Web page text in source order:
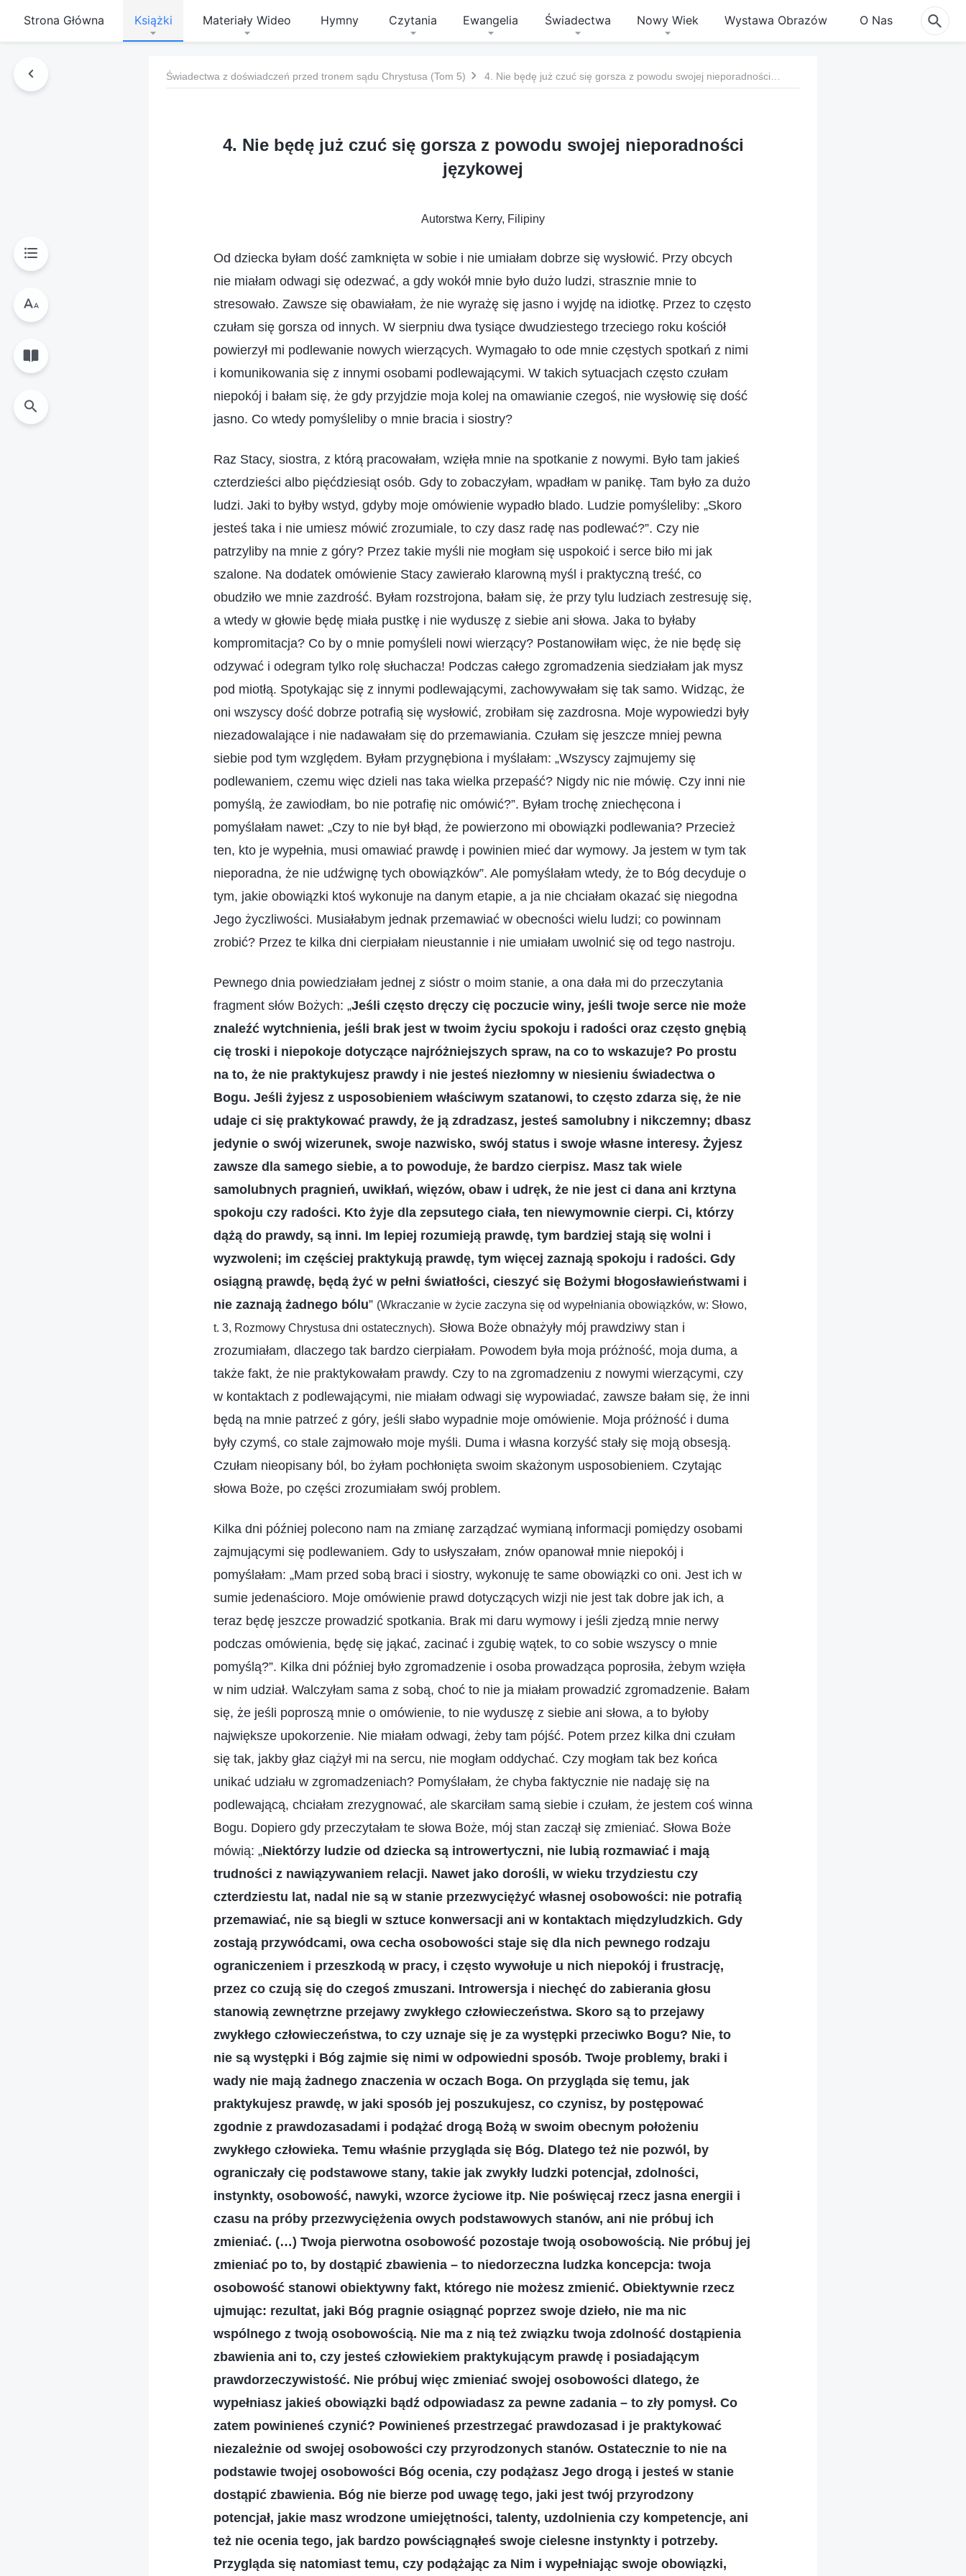
Strona Główna Książki Materiały Wideo Hymny Czytania Ewangelia Świadectwa Nowy Wiek Wystawa Obrazów O Nas
Świadectwa z doświadczeń przed tronem sądu Chrystusa (Tom 5)
4. Nie będę już czuć się gorsza z powodu swojej nieporadności
językowej
Autorstwa Kerry, Filipiny
Od dziecka byłam dość zamknięta w sobie i nie umiałam dobrze się wysłowić. Przy obcych
nie miałam odwagi się odezwać, a gdy wokół mnie było dużo ludzi, strasznie mnie to
stresowało. Zawsze się obawiałam, że nie wyrażę się jasno i wyjdę na idiotkę. Przez to często
czułam się gorsza od innych. W sierpniu dwa tysiące dwudziestego trzeciego roku kościół
powierzył mi podlewanie nowych wierzących. Wymagało to ode mnie częstych spotkań z nimi
i komunikowania się z innymi osobami podlewającymi. W takich sytuacjach często czułam
niepokój i bałam się, że gdy przyjdzie moja kolej na omawianie czegoś, nie wysłowię się dość
jasno. Co wtedy pomyśleliby o mnie bracia i siostry?
Raz Stacy, siostra, z którą pracowałam, wzięła mnie na spotkanie z nowymi. Było tam jakieś
czterdzieści albo pięćdziesiąt osób. Gdy to zobaczyłam, wpadłam w panikę. Tam było za dużo
ludzi. Jaki to byłby wstyd, gdyby moje omówienie wypadło blado. Ludzie pomyśleliby: „Skoro
jesteś taka i nie umiesz mówić zrozumiale, to czy dasz radę nas podlewać?”. Czy nie
patrzyliby na mnie z góry? Przez takie myśli nie mogłam się uspokoić i serce biło mi jak
szalone. Na dodatek omówienie Stacy zawierało klarowną myśl i praktyczną treść, co
obudziło we mnie zazdrość. Byłam rozstrojona, bałam się, że przy tylu ludziach zestresuję się,
a wtedy w głowie będę miała pustkę i nie wyduszę z siebie ani słowa. Jaka to byłaby
kompromitacja? Co by o mnie pomyśleli nowi wierzący? Postanowiłam więc, że nie będę się
odzywać i odegram tylko rolę słuchacza! Podczas całego zgromadzenia siedziałam jak mysz
pod miotłą. Spotykając się z innymi podlewającymi, zachowywałam się tak samo. Widząc, że
oni wszyscy dość dobrze potrafią się wysłowić, zrobiłam się zazdrosna. Moje wypowiedzi były
niezadowalające i nie nadawałam się do przemawiania. Czułam się jeszcze mniej pewna
siebie pod tym względem. Byłam przygnębiona i myślałam: „Wszyscy zajmujemy się
podlewaniem, czemu więc dzieli nas taka wielka przepaść? Nigdy nic nie mówię. Czy inni nie
pomyślą, że zawiodłam, bo nie potrafię nic omówić?”. Byłam trochę zniechęcona i
pomyślałam nawet: „Czy to nie był błąd, że powierzono mi obowiązki podlewania? Przecież
ten, kto je wypełnia, musi omawiać prawdę i powinien mieć dar wymowy. Ja jestem w tym tak
nieporadna, że nie udźwignę tych obowiązków”. Ale pomyślałam wtedy, że to Bóg decyduje o
tym, jakie obowiązki ktoś wykonuje na danym etapie, a ja nie chciałam okazać się niegodna
Jego życzliwości. Musiałabym jednak przemawiać w obecności wielu ludzi; co powinnam
zrobić? Przez te kilka dni cierpiałam nieustannie i nie umiałam uwolnić się od tego nastroju.
Pewnego dnia powiedziałam jednej z sióstr o moim stanie, a ona dała mi do przeczytania
fragment słów Bożych: „Jeśli często dręczy cię poczucie winy, jeśli twoje serce nie może
znaleźć wytchnienia, jeśli brak jest w twoim życiu spokoju i radości oraz często gnębią
cię troski i niepokoje dotyczące najróżniejszych spraw, na co to wskazuje? Po prostu
na to, że nie praktykujesz prawdy i nie jesteś niezłomny w niesieniu świadectwa o
Bogu. Jeśli żyjesz z usposobieniem właściwym szatanowi, to często zdarza się, że nie
udaje ci się praktykować prawdy, że ją zdradzasz, jesteś samolubny i nikczemny; dbasz
jedynie o swój wizerunek, swoje nazwisko, swój status i swoje własne interesy. Żyjesz
zawsze dla samego siebie, a to powoduje, że bardzo cierpisz. Masz tak wiele
samolubnych pragnień, uwikłań, więzów, obaw i udręk, że nie jest ci dana ani krztyna
spokoju czy radości. Kto żyje dla zepsutego ciała, ten niewymownie cierpi. Ci, którzy
dążą do prawdy, są inni. Im lepiej rozumieją prawdę, tym bardziej stają się wolni i
wyzwoleni; im częściej praktykują prawdę, tym więcej zaznają spokoju i radości. Gdy
osiągną prawdę, będą żyć w pełni światłości, cieszyć się Bożymi błogosławieństwami i
nie zaznają żadnego bólu” (Wkraczanie w życie zaczyna się od wypełniania obowiązków, w: Słowo,
t. 3, Rozmowy Chrystusa dni ostatecznych). Słowa Boże obnażyły mój prawdziwy stan i
zrozumiałam, dlaczego tak bardzo cierpiałam. Powodem była moja próżność, moja duma, a
także fakt, że nie praktykowałam prawdy. Czy to na zgromadzeniu z nowymi wierzącymi, czy
w kontaktach z podlewającymi, nie miałam odwagi się wypowiadać, zawsze bałam się, że inni
będą na mnie patrzeć z góry, jeśli słabo wypadnie moje omówienie. Moja próżność i duma
były czymś, co stale zajmowało moje myśli. Duma i własna korzyść stały się moją obsesją.
Czułam nieopisany ból, bo żyłam pochłonięta swoim skażonym usposobieniem. Czytając
słowa Boże, po części zrozumiałam swój problem.
Kilka dni później polecono nam na zmianę zarządzać wymianą informacji pomiędzy osobami
zajmującymi się podlewaniem. Gdy to usłyszałam, znów opanował mnie niepokój i
pomyślałam: „Mam przed sobą braci i siostry, wykonuję te same obowiązki co oni. Jest ich w
sumie jedenaścioro. Moje omówienie prawd dotyczących wizji nie jest tak dobre jak ich, a
teraz będę jeszcze prowadzić spotkania. Brak mi daru wymowy i jeśli zjedzą mnie nerwy
podczas omówienia, będę się jąkać, zacinać i zgubię wątek, to co sobie wszyscy o mnie
pomyślą?”. Kilka dni później było zgromadzenie i osoba prowadząca poprosiła, żebym wzięła
w nim udział. Walczyłam sama z sobą, choć to nie ja miałam prowadzić zgromadzenie. Bałam
się, że jeśli poproszą mnie o omówienie, to nie wyduszę z siebie ani słowa, a to byłoby
największe upokorzenie. Nie miałam odwagi, żeby tam pójść. Potem przez kilka dni czułam
się tak, jakby głaz ciążył mi na sercu, nie mogłam oddychać. Czy mogłam tak bez końca
unikać udziału w zgromadzeniach? Pomyślałam, że chyba faktycznie nie nadaję się na
podlewającą, chciałam zrezygnować, ale skarciłam samą siebie i czułam, że jestem coś winna
Bogu. Dopiero gdy przeczytałam te słowa Boże, mój stan zaczął się zmieniać. Słowa Boże
mówią: „Niektórzy ludzie od dziecka są introwertyczni, nie lubią rozmawiać i mają
trudności z nawiązywaniem relacji. Nawet jako dorośli, w wieku trzydziestu czy
czterdziestu lat, nadal nie są w stanie przezwyciężyć własnej osobowości: nie potrafią
przemawiać, nie są biegli w sztuce konwersacji ani w kontaktach międzyludzkich. Gdy
zostają przywódcami, owa cecha osobowości staje się dla nich pewnego rodzaju
ograniczeniem i przeszkodą w pracy, i często wywołuje u nich niepokój i frustrację,
przez co czują się do czegoś zmuszani. Introwersja i niechęć do zabierania głosu
stanowią zewnętrzne przejawy zwykłego człowieczeństwa. Skoro są to przejawy
zwykłego człowieczeństwa, to czy uznaje się je za występki przeciwko Bogu? Nie, to
nie są występki i Bóg zajmie się nimi w odpowiedni sposób. Twoje problemy, braki i
wady nie mają żadnego znaczenia w oczach Boga. On przygląda się temu, jak
praktykujesz prawdę, w jaki sposób jej poszukujesz, co czynisz, by postępować
zgodnie z prawdozasadami i podążać drogą Bożą w swoim obecnym położeniu
zwykłego człowieka. Temu właśnie przygląda się Bóg. Dlatego też nie pozwól, by
ograniczały cię podstawowe stany, takie jak zwykły ludzki potencjał, zdolności,
instynkty, osobowość, nawyki, wzorce życiowe itp. Nie poświęcaj rzecz jasna energii i
czasu na próby przezwyciężenia owych podstawowych stanów, ani nie próbuj ich
zmieniać. (…) Twoja pierwotna osobowość pozostaje twoją osobowością. Nie próbuj jej
zmieniać po to, by dostąpić zbawienia – to niedorzeczna ludzka koncepcja: twoja
osobowość stanowi obiektywny fakt, którego nie możesz zmienić. Obiektywnie rzecz
ujmując: rezultat, jaki Bóg pragnie osiągnąć poprzez swoje dzieło, nie ma nic
wspólnego z twoją osobowością. Nie ma z nią też związku twoja zdolność dostąpienia
zbawienia ani to, czy jesteś człowiekiem praktykującym prawdę i posiadającym
prawdorzeczywistość. Nie próbuj więc zmieniać swojej osobowości dlatego, że
wypełniasz jakieś obowiązki bądź odpowiadasz za pewne zadania – to zły pomysł. Co
zatem powinieneś czynić? Powinieneś przestrzegać prawdozasad i je praktykować
niezależnie od swojej osobowości czy przyrodzonych stanów. Ostatecznie to nie na
podstawie twojej osobowości Bóg ocenia, czy podążasz Jego drogą i jesteś w stanie
dostąpić zbawienia. Bóg nie bierze pod uwagę tego, jaki jest twój przyrodzony
potencjał, jakie masz wrodzone umiejętności, talenty, uzdolnienia czy kompetencje, ani
też nie ocenia tego, jak bardzo powściągnąłeś swoje cielesne instynkty i potrzeby.
Przygląda się natomiast temu, czy podążając za Nim i wypełniając swoje obowiązki,